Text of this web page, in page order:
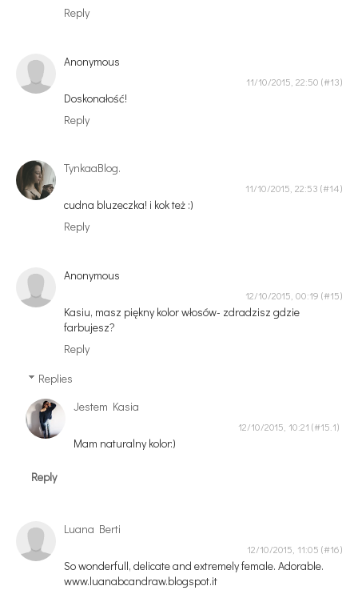
Reply
Anonymous
11/10/2015, 22:50
Doskonałość!
Reply
TynkaaBlog.
11/10/2015, 22:53
cudna bluzeczka! i kok też :)
Reply
Anonymous
12/10/2015, 00:19
Kasiu, masz piękny kolor włosów- zdradzisz gdzie
farbujesz?
Reply
Replies
Jestem Kasia
12/10/2015, 10:21
Mam naturalny kolor:)
Reply
Luana Berti
12/10/2015, 11:05
So wonderfull, delicate and extremely female. Adorable.
www.luanabcandraw.blogspot.it